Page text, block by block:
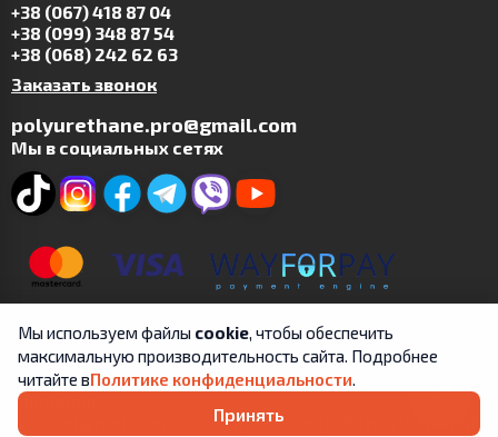
+38 (067) 418 87 04
+38 (099) 348 87 54
+38 (068) 242 62 63
Заказать звонок
polyurethane.pro@gmail.com
Мы в социальных сетях
Copyright © 2019-2025 | ФЛП Цит А.В. | Все права
защищены.
Правила обработки и личной
Мы используем файлы cookie, чтобы обеспечить
максимальную производительность сайта. Подробнее
читайте вПолитике конфиденциальности.
Принять